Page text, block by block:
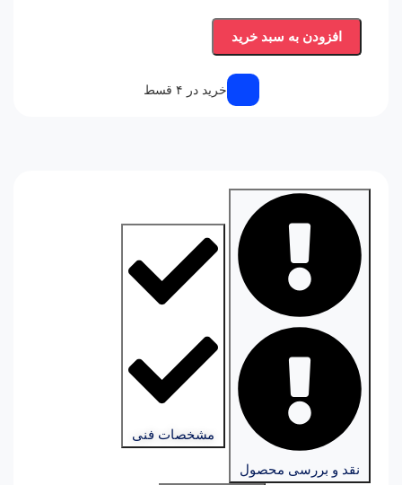
افزودن به سبد خرید
خرید در ۴ قسط
نقد و بررسی محصول
مشخصات فنی